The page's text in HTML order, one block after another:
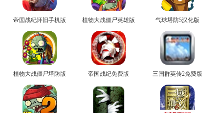
帝国战纪怀旧手机版 植物大战僵尸英雄版 气球塔防5汉化版
植物大战僵尸塔防版 帝国战纪免费版 三国群英传2免费版